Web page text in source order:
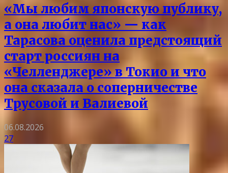
«Мы любим японскую публику,
а она любит нас» — как
Тарасова оценила предстоящий
старт россиян на
«Челленджере» в Токио и что
она сказала о соперничестве
Трусовой и Валиевой
06.08.2026
27